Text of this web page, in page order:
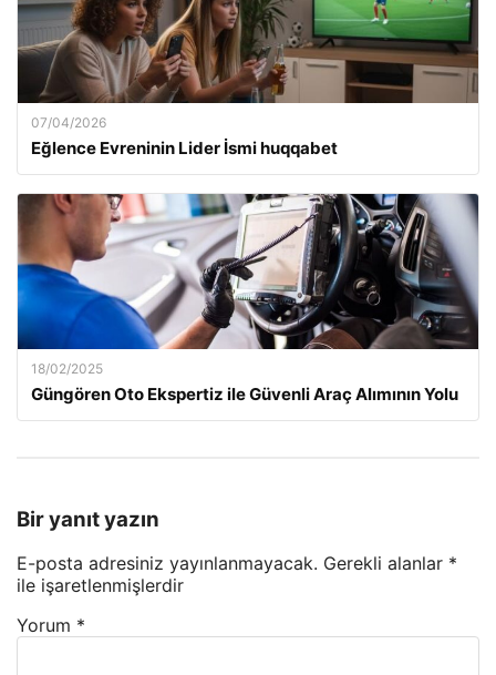
07/04/2026
Eğlence Evreninin Lider İsmi huqqabet
18/02/2025
Güngören Oto Ekspertiz ile Güvenli Araç Alımının Yolu
Bir yanıt yazın
E-posta adresiniz yayınlanmayacak. Gerekli alanlar *
ile işaretlenmişlerdir
Yorum *